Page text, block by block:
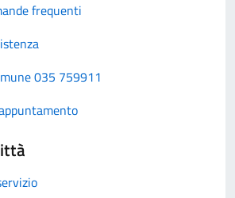
frequenti
035 759911